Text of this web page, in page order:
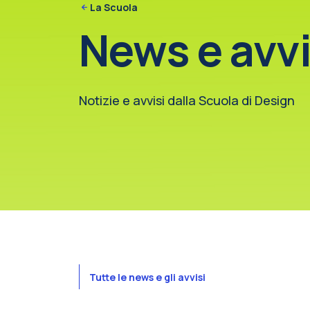
La Scuola
News e
Notizie e avvisi dalla Scuola di Design
Tutte le news e gli avvisi